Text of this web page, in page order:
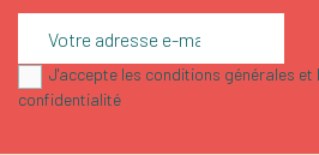
J'accepte les conditions générales et
confidentialité